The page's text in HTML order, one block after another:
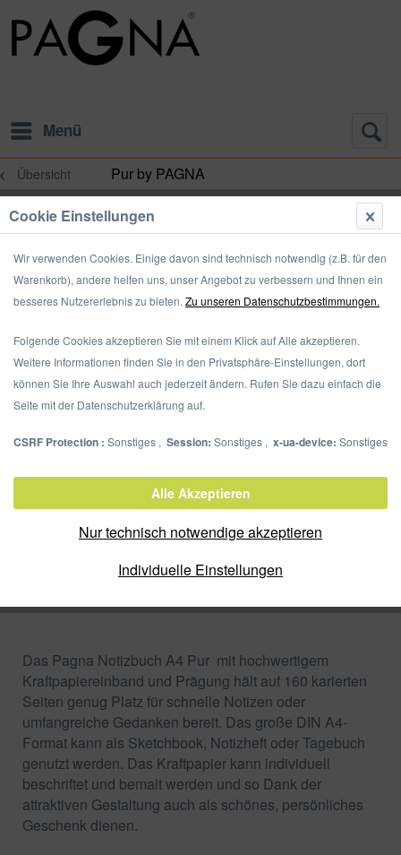
Menü
Übersicht Pur by PAGNA
Notizbuch A4 Pur
Artikel-Nr.:
26087-11
Verpackungseinheit:
Das Pagna Notizbuch A4 Pur mit hochwertigem
Kraftpapiereinband und Prägung hält auf 160 karierten
Seiten genug Platz für schnelle Notizen oder
umfangreiche Gedanken bereit. Das große DIN A4-
Format kann als Sketchbook, Notizheft oder Tagebuch
genutzt werden. Das Kraftpapier kann individuell
beschriftet und bemalt werden und so Dank der
attraktiven Gestaltung auch als schönes, persönliches
Geschenk dienen.
Cookie Einstellungen
Wir verwenden Cookies. Einige davon sind technisch notwendig (z.B. für den
Warenkorb), andere helfen uns, unser Angebot zu verbessern und Ihnen ein
besseres Nutzererlebnis zu bieten. Zu unseren Datenschutzbestimmungen.
Folgende Cookies akzeptieren Sie mit einem Klick auf Alle akzeptieren.
Weitere Informationen finden Sie in den Privatsphäre-Einstellungen, dort
können Sie Ihre Auswahl auch jederzeit ändern. Rufen Sie dazu einfach die
Seite mit der Datenschutzerklärung auf.
CSRF Protection : Sonstiges , Session: Sonstiges , x-ua-device: Sonstiges
Individuelle Einstellungen
Nur technisch notwendige akzeptieren
Alle Akzeptieren